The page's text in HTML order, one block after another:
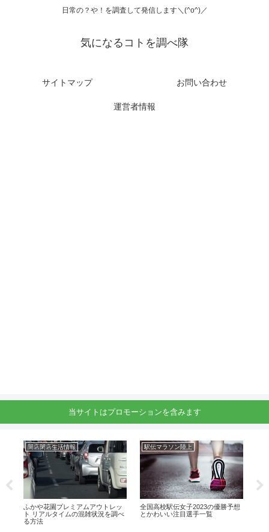
日常の？や！を調査して発信します＼(^o^)／
気になるコトを調べ隊
サイトマップ お問い合わせ
運営者情報
当サイトはプロモーションを含みます
開店閉店生活情報
ふかや花園プレミアムアウトレッ
ト リアルタイムの混雑状況を調べ
る方法
駅伝マラソン陸上
全国高校駅伝女子2023の優勝予想
とかわいい注目選手一覧